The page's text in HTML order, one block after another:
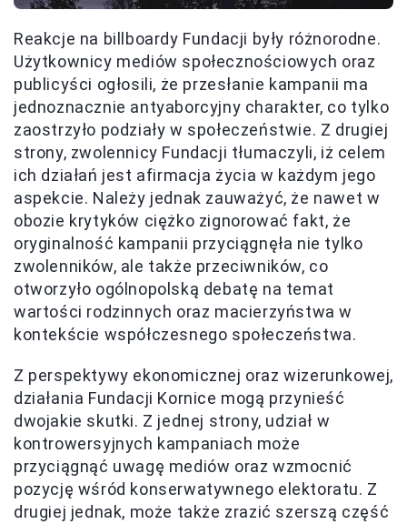
Reakcje na billboardy Fundacji były różnorodne.
Użytkownicy mediów społecznościowych oraz
publicyści ogłosili, że przesłanie kampanii ma
jednoznacznie antyaborcyjny charakter, co tylko
zaostrzyło podziały w społeczeństwie. Z drugiej
strony, zwolennicy Fundacji tłumaczyli, iż celem
ich działań jest afirmacja życia w każdym jego
aspekcie. Należy jednak zauważyć, że nawet w
obozie krytyków ciężko zignorować fakt, że
oryginalność kampanii przyciągnęła nie tylko
zwolenników, ale także przeciwników, co
otworzyło ogólnopolską debatę na temat
wartości rodzinnych oraz macierzyństwa w
kontekście współczesnego społeczeństwa.
Z perspektywy ekonomicznej oraz wizerunkowej,
działania Fundacji Kornice mogą przynieść
dwojakie skutki. Z jednej strony, udział w
kontrowersyjnych kampaniach może
przyciągnąć uwagę mediów oraz wzmocnić
pozycję wśród konserwatywnego elektoratu. Z
drugiej jednak, może także zrazić szerszą część